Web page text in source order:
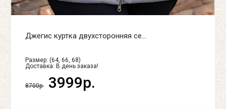
Джегис куртка двухсторонняя се...
Размер: (64, 66, 68)
Доставка: В день заказа!
8700р. 3999р.